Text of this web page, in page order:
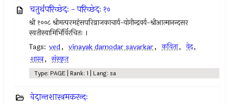
चतुर्थपरिच्छेदः - परिच्छेदः १०
श्री १००८ श्रीमत्परमहंसपरिव्राजकाचार्य-योगीन्द्रवर्य-श्रीआत्मानन्दसर
स्वतीस्वामिभिंर्विरचितः ।
Tags: ved, vinayak damodar savarkar, कविता, वेद,
शास्त्र, संस्कृत
Type: PAGE | Rank: 1 | Lang: sa
वेदान्तशास्त्रमकरन्दः